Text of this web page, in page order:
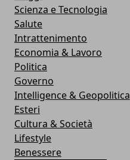
Scienza e Tecnologia
Salute
Intrattenimento
Economia & Lavoro
Politica
Governo
Intelligence & Geopolitica
Esteri
Cultura & Società
Lifestyle
Benessere